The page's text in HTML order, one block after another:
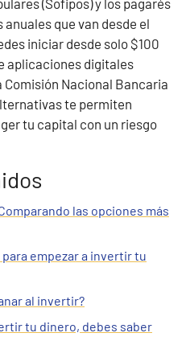
que van desde el
iniciar desde solo $100
aplicaciones digitales
Nacional Bancaria
te permiten
tu capital con un riesgo
las opciones más
empezar a invertir tu
al invertir?
tu dinero, debes saber